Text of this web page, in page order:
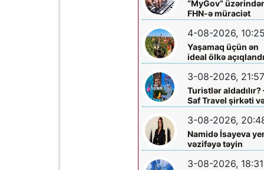
“MyGov”
FHN-ə müraciət
etmək olacaq
4-08-2026, 10:25
Yaşamaq üçün ən
ideal ölkə açıqlandı
3-08-2026, 21:57
Turistlər aldadılır?
Saf Travel şirkəti
Nabran turu ilə
ciddi iddialar
araşdırılmalıdır
3-08-2026,
Namidə İsayeva
vəzifəyə təyin
olundu
3-08-2026, 18:31